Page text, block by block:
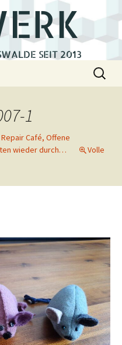
SEIT 2013
Suchen
nach:
1
Repair Café, Offene
wieder durch…
Volle